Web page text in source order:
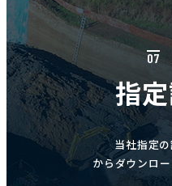
ティの向上のため、
イトの利用状況などのデ
す。その際、「Cookie」
アドレスなどの情報を収集
「Cookie」で収集される
ありません。 収集された
リシーにおいて管理されま
もって、上述の方法・目的
行うデータ処理に関し、
07
指
当社指定
からダウンロ